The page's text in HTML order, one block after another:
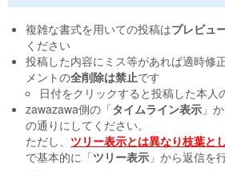
複雑な書式を用いての投稿はプレビュ
ください
投稿した内容にミス等があれば適時修
メントの全削除は禁止です
日付をクリックすると投稿した本人
zawazawa側の「タイムライン表示 」
の通りにしてください。
ただし、 ツリー表示とは異なり枝葉と
で基本的に「ツリー表示 」から返信を